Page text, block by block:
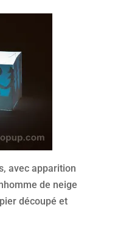
avec apparition
de neige
découpé et